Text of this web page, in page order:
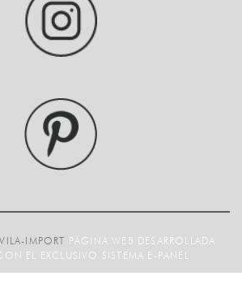
IMPORT PÁGINA WEB DESARROLLADA
EL EXCLUSIVO SISTEMA E-PANEL